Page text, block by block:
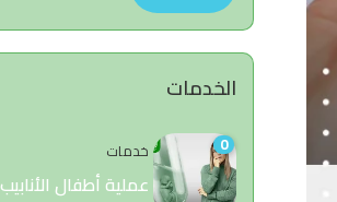
الخدمات
0 خدمات
عملية أطفال الأنابيب